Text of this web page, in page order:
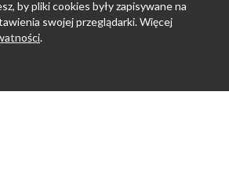
by pliki cookies były zapisywane na
swojej przeglądarki. Więcej
.